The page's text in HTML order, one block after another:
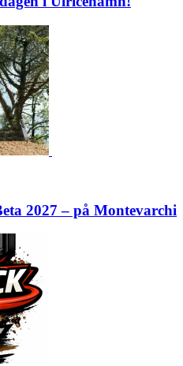
2027 – på Montevarchi